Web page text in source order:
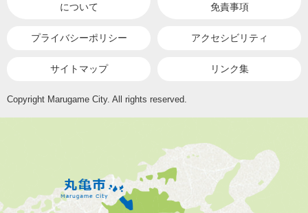
について
免責事項
プライバシーポリシー アクセシビリティ
サイトマップ リンク集
Copyright Marugame City. All rights reserved.